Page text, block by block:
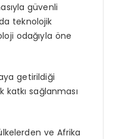
güvenli
teknolojik
odağıyla öne
getirildiği
sağlanması
ve Afrika